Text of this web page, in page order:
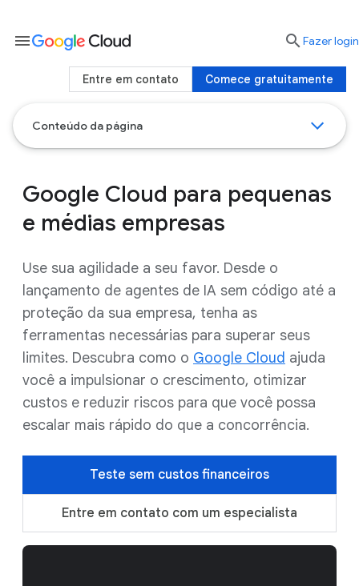
Conteúdo da página
Google Cloud para pequenas
e médias empresas
Use sua agilidade a seu favor. Desde o
lançamento de agentes de IA sem código até a
proteção da sua empresa, tenha as
ferramentas necessárias para superar seus
limites. Descubra como o Google Cloud ajuda
você a impulsionar o crescimento, otimizar
custos e reduzir riscos para que você possa
escalar mais rápido do que a concorrência.
Teste sem custos financeiros
Entre em contato com um especialista
Comece gratuitamente
Entre em contato